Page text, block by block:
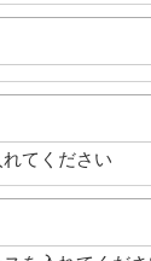
てください